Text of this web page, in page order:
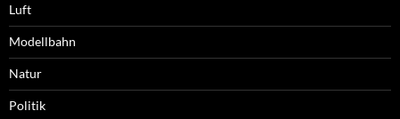
Luft
Modellbahn
Natur
Politik